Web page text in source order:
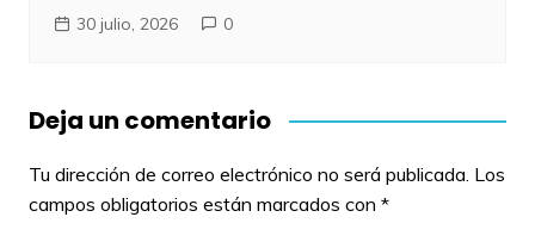
30 julio, 2026 0
Deja un comentario
Tu dirección de correo electrónico no será publicada. Los
campos obligatorios están marcados con *